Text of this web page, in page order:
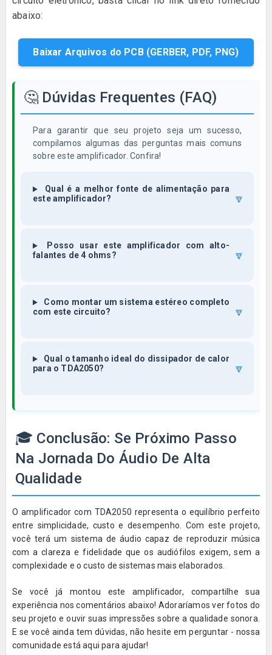
abaixo:
Baixar Arquivos do PCB (GERBER, PDF, PNG)
🤔 Dúvidas Frequentes (FAQ)
Para garantir que seu projeto seja um sucesso,
compilamos algumas das perguntas mais comuns
sobre este amplificador. Confira!
Qual é a melhor fonte de alimentação para
este amplificador?
🔽
Posso usar este amplificador com alto-
falantes de 4 ohms?
🔽
Como montar um sistema estéreo completo
com este circuito?
🔽
Qual o tamanho ideal do dissipador de calor
para o TDA2050?
🔽
🎓 Conclusão: Se Próximo Passo
Na Jornada Do Áudio De Alta
Qualidade
O amplificador com TDA2050 representa o equilíbrio perfeito
entre simplicidade, custo e desempenho. Com este projeto,
você terá um sistema de áudio capaz de reproduzir música
com a clareza e fidelidade que os audiófilos exigem, sem a
complexidade e o custo de sistemas mais elaborados.
Se você já montou este amplificador, compartilhe sua
experiência nos comentários abaixo! Adoraríamos ver fotos do
seu projeto e ouvir suas impressões sobre a qualidade sonora.
E se você ainda tem dúvidas, não hesite em perguntar - nossa
comunidade está aqui para ajudar!